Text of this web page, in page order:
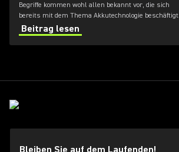
Begriffe kommen wohl allen bekannt vor, die sich
bereits mit dem Thema Akkutechnologie beschäftigt
haben. Doch was bedeuten die Begriffe genau und
worauf muss bei der Nutzung von Akkus und
insbesondere bei der Lagerung geachtet werden?
Beitrag lesen
Bleiben Sie auf dem Laufenden!